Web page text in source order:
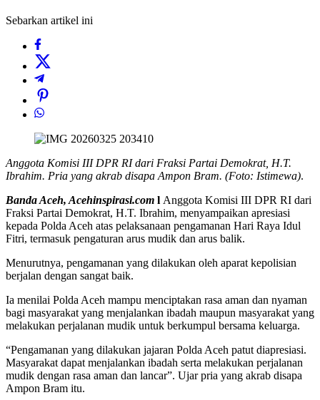
Sebarkan artikel ini
Anggota Komisi III DPR RI dari Fraksi Partai Demokrat, H.T.
Ibrahim. Pria yang akrab disapa Ampon Bram. (Foto: Istimewa).
Banda Aceh, Acehinspirasi.com l Anggota Komisi III DPR RI dari
Fraksi Partai Demokrat, H.T. Ibrahim, menyampaikan apresiasi
kepada Polda Aceh atas pelaksanaan pengamanan Hari Raya Idul
Fitri, termasuk pengaturan arus mudik dan arus balik.
Menurutnya, pengamanan yang dilakukan oleh aparat kepolisian
berjalan dengan sangat baik.
Ia menilai Polda Aceh mampu menciptakan rasa aman dan nyaman
bagi masyarakat yang menjalankan ibadah maupun masyarakat yang
melakukan perjalanan mudik untuk berkumpul bersama keluarga.
“Pengamanan yang dilakukan jajaran Polda Aceh patut diapresiasi.
Masyarakat dapat menjalankan ibadah serta melakukan perjalanan
mudik dengan rasa aman dan lancar”. Ujar pria yang akrab disapa
Ampon Bram itu.